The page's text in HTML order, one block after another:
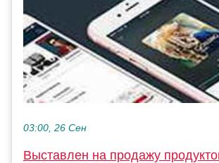
03:00, 26 Сен
Выставлен на продажу